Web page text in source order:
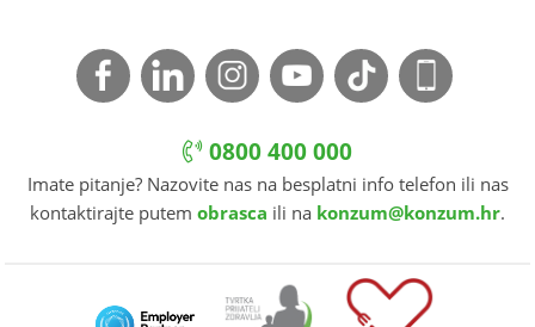
0800 400 000
Imate pitanje? Nazovite nas na besplatni info telefon ili nas
kontaktirajte putem obrasca ili na konzum@konzum.hr.